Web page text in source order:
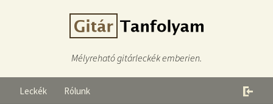
Mélyreható gitárleckék emberien.
Leckék Rólunk